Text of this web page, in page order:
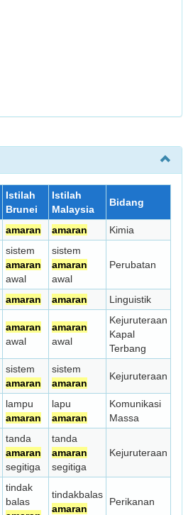
Istilah
Brunei
Istilah
Malaysia
Bidang
amaran amaran
Kimia
sistem
amaran
awal
sistem
amaran
awal
Perubatan
amaran amaran Linguistik
amaran
awal
amaran
awal
Kejuruteraan
Kapal
Terbang
sistem
amaran
sistem
amaran
Kejuruteraan
lampu
amaran
lapu
amaran
Komunikasi
Massa
tanda
amaran
segitiga
tanda
amaran
segitiga
Kejuruteraan
tindak
balas
tindakbalas
amaran
Perikanan